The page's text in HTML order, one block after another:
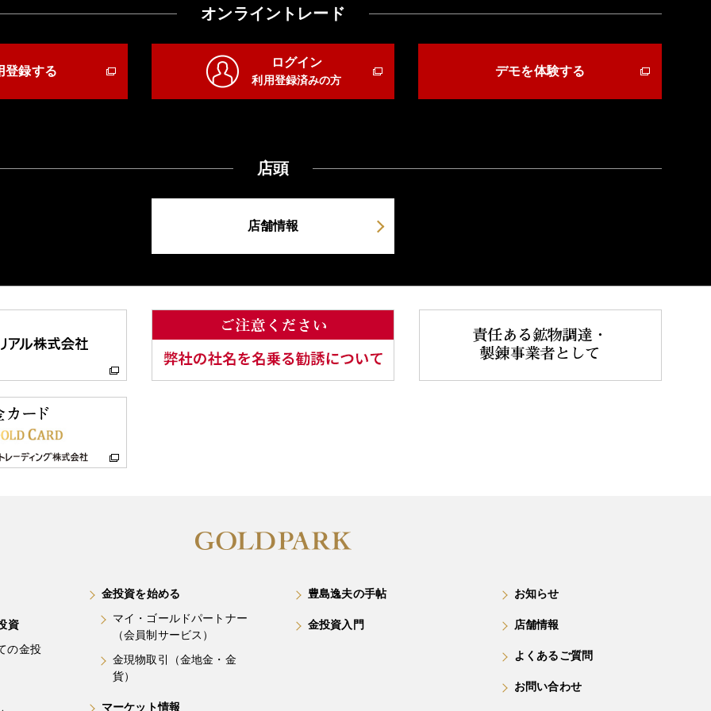
オンライントレード
登録する
ログイン
利用登録済みの方
デモを体験する
店頭
店舗情報
資
の金投
金投資を始める
マイ・ゴールドパートナー
（会員制サービス）
金現物取引（金地金・金
貨）
マーケット情報
豊島逸夫の手帖
金投資入門
お知らせ
店舗情報
よくあるご質問
お問い合わせ